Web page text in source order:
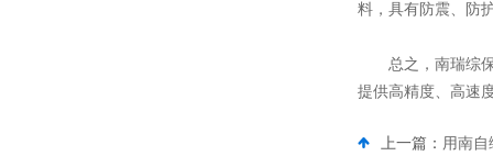
料，具有防震、防
总之，南瑞综保
提供高精度、高速
上一篇： 用南自